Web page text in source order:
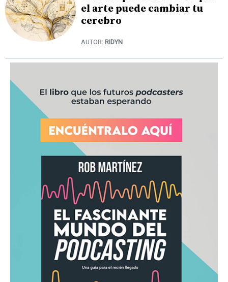
el arte puede cambiar tu
cerebro
AUTOR:RIDYN